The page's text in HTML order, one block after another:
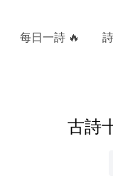
每日一詩 🔥
古詩